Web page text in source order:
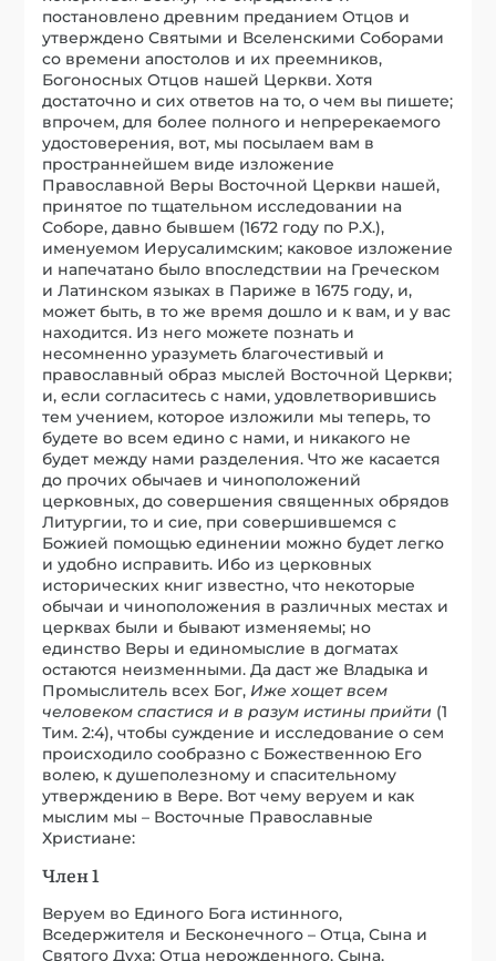
постановлено древним преданием Отцов и
утверждено Святыми и Вселенскими Соборами
со времени апостолов и их преемников,
Богоносных Отцов нашей Церкви. Хотя
достаточно и сих ответов на то, о чем вы пишете;
впрочем, для более полного и непререкаемого
удостоверения, вот, мы посылаем вам в
пространнейшем виде изложение
Православной Веры Восточной Церкви нашей,
принятое по тщательном исследовании на
Соборе, давно бывшем (1672 году по Р.Х.),
именуемом Иерусалимским; каковое изложение
и напечатано было впоследствии на Греческом
и Латинском языках в Париже в 1675 году, и,
может быть, в то же время дошло и к вам, и у вас
находится. Из него можете познать и
несомненно уразуметь благочестивый и
православный образ мыслей Восточной Церкви;
и, если согласитесь с нами, удовлетворившись
тем учением, которое изложили мы теперь, то
будете во всем едино с нами, и никакого не
будет между нами разделения. Что же касается
до прочих обычаев и чиноположений
церковных, до совершения священных обрядов
Литургии, то и сие, при совершившемся с
Божией помощью единении можно будет легко
и удобно исправить. Ибо из церковных
исторических книг известно, что некоторые
обычаи и чиноположения в различных местах и
церквах были и бывают изменяемы; но
единство Веры и единомыслие в догматах
остаются неизменными. Да даст же Владыка и
Промыслитель всех Бог, Иже хощет всем
человеком спастися и в разум истины прийти (1
Тим. 2:4), чтобы суждение и исследование о сем
происходило сообразно с Божественною Его
волею, к душеполезному и спасительному
утверждению в Вере. Вот чему веруем и как
мыслим мы – Восточные Православные
Христиане:
Член 1
Веруем во Единого Бога истинного,
Вседержителя и Бесконечного – Отца, Сына и
Святого Духа: Отца нерожденного, Сына,